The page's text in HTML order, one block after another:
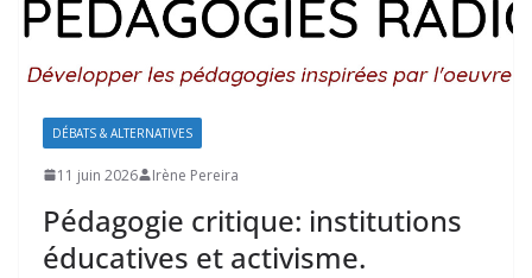
DÉBATS & ALTERNATIVES
11 juin 2026 Irène Pereira
Pédagogie critique: institutions
éducatives et activisme.